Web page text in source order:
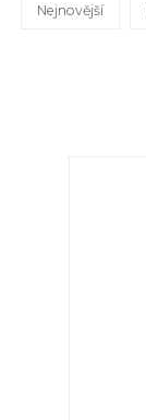
Nejnovější